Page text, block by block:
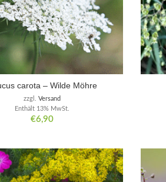
carota – Wilde Möhre
€6,90
Enthält 13% MwSt.
zzgl. Versand